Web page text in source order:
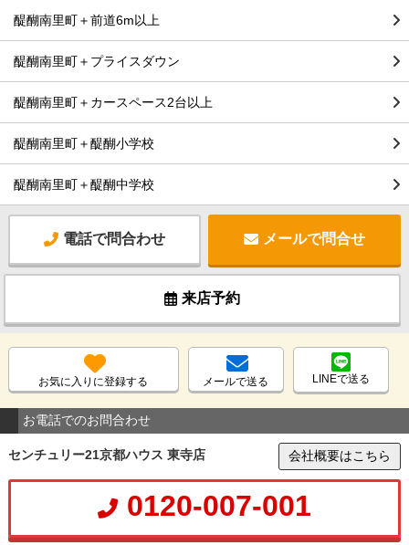
醍醐南里町＋前道6m以上
醍醐南里町＋プライスダウン
醍醐南里町＋カースペース2台以上
醍醐南里町＋醍醐小学校
醍醐南里町＋醍醐中学校
電話で問合わせ メールで問合せ
来店予約
お気に入りに登録する メールで送る LINEで送る
お電話でのお問合わせ
センチュリー21京都ハウス 東寺店 会社概要はこちら
0120-007-001